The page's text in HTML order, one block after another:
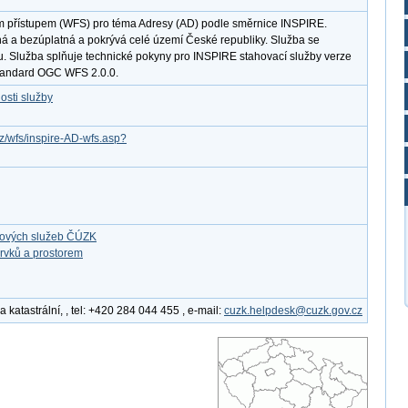
přístupem (WFS) pro téma Adresy (AD) podle směrnice INSPIRE.
a bezúplatná a pokrývá celé území České republiky. Služba se
Služba splňuje technické pokyny pro INSPIRE stahovací služby verze
OGC WFS 2.0.0.
služby
wfs/inspire-AD-wfs.asp?
služeb ČÚZK
a prostorem
katastrální, , tel: +420 284 044 455 , e-mail: cuzk.helpdesk@cuzk.gov.cz